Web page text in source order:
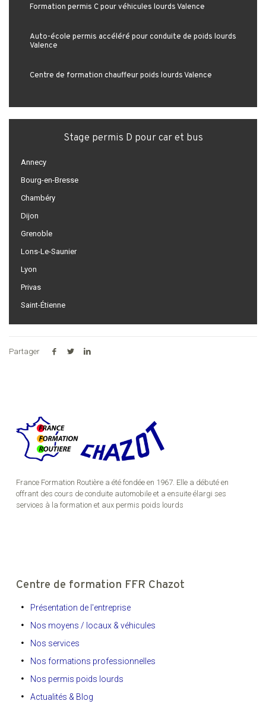
Formation permis C pour véhicules lourds Valence
Auto-école permis accéléré pour conduite de poids lourds
Valence
Centre de formation chauffeur poids lourds Valence
Stage permis D pour car et bus
Annecy
Bourg-en-Bresse
Chambéry
Dijon
Grenoble
Lons-Le-Saunier
Lyon
Privas
Saint-Étienne
Partager
France Formation Routière a été fondée en 1967. Elle a débuté en
offrant des cours de conduite automobile et a ensuite élargi ses
services à la formation et aux permis poids lourds
Centre de formation FFR Chazot
Présentation de l'entreprise
Nos moyens / locaux & véhicules
Nos services
Nos formations professionnelles
Nos permis poids lourds
Actualités & Blog